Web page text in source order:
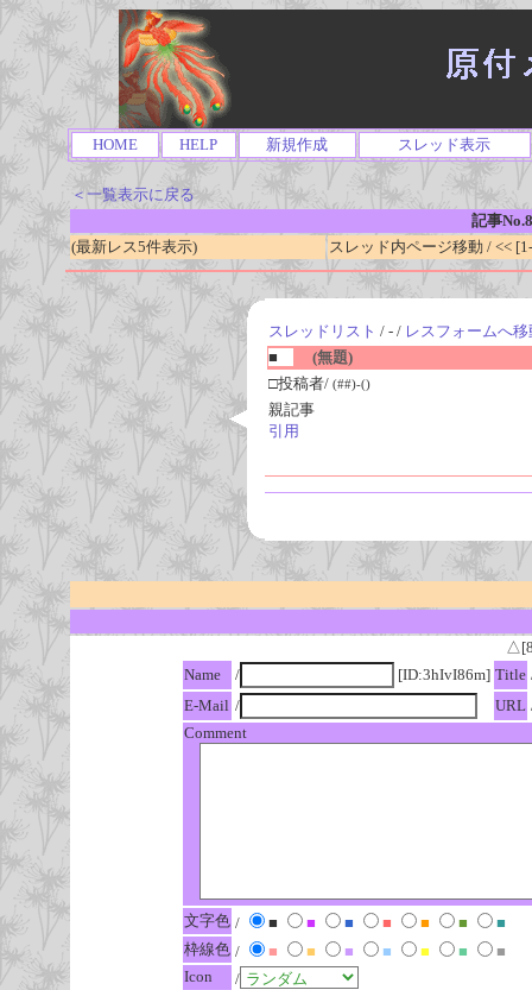
HOME HELP 新規作成 スレッド表示
＜一覧表示に戻る
記事
(最新レス5件表示)
スレッド内ページ移動 / <<
スレッドリスト / - / レスフォームへ移
■
(無題)
□投稿者/ (##)-()
親記事
引用
Name
/ [ID:3hIvI86m] Title
E-Mail / URL
Comment
文字色 / ■ ■ ■ ■ ■ ■
■
枠線色 / ■ ■ ■ ■ ■ ■
■
Icon
/